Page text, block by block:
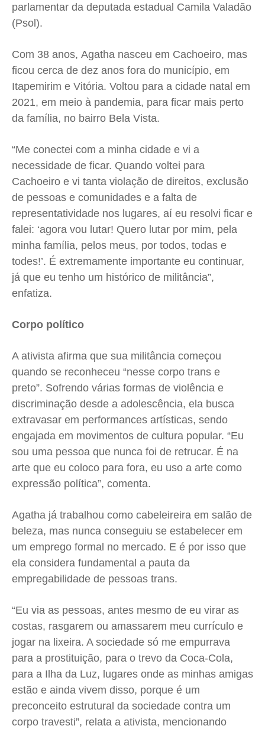
parlamentar da deputada estadual Camila Valadão
(Psol).
Com 38 anos, Agatha nasceu em Cachoeiro, mas
ficou cerca de dez anos fora do município, em
Itapemirim e Vitória. Voltou para a cidade natal em
2021, em meio à pandemia, para ficar mais perto
da família, no bairro Bela Vista.
“Me conectei com a minha cidade e vi a
necessidade de ficar. Quando voltei para
Cachoeiro e vi tanta violação de direitos, exclusão
de pessoas e comunidades e a falta de
representatividade nos lugares, aí eu resolvi ficar e
falei: ‘agora vou lutar! Quero lutar por mim, pela
minha família, pelos meus, por todos, todas e
todes!’. É extremamente importante eu continuar,
já que eu tenho um histórico de militância”,
enfatiza.
Corpo político
A ativista afirma que sua militância começou
quando se reconheceu “nesse corpo trans e
preto”. Sofrendo várias formas de violência e
discriminação desde a adolescência, ela busca
extravasar em performances artísticas, sendo
engajada em movimentos de cultura popular. “Eu
sou uma pessoa que nunca foi de retrucar. É na
arte que eu coloco para fora, eu uso a arte como
expressão política”, comenta.
Agatha já trabalhou como cabeleireira em salão de
beleza, mas nunca conseguiu se estabelecer em
um emprego formal no mercado. E é por isso que
ela considera fundamental a pauta da
empregabilidade de pessoas trans.
“Eu via as pessoas, antes mesmo de eu virar as
costas, rasgarem ou amassarem meu currículo e
jogar na lixeira. A sociedade só me empurrava
para a prostituição, para o trevo da Coca-Cola,
para a Ilha da Luz, lugares onde as minhas amigas
estão e ainda vivem disso, porque é um
preconceito estrutural da sociedade contra um
corpo travesti”, relata a ativista, mencionando